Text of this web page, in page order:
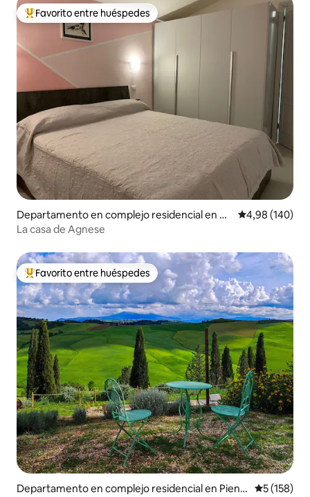
Favorito entre los huéspedes más destacados
Favorito entre huéspedes
Departamento en complejo residencial en Or
vieto
Calificación
4,98 (140)
La casa de Agnese
Favorito entre los huéspedes más destacados
Favorito entre huéspedes
Departamento en complejo residencial en Pienz
5 (158)